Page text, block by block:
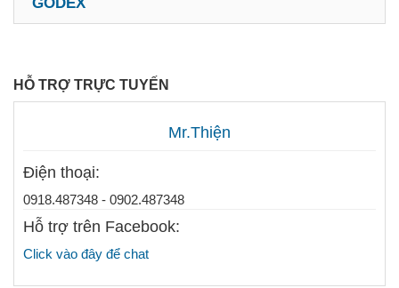
HỖ TRỢ TRỰC TUYẾN
Mr.Thiện
Điện thoại:
0918.487348 - 0902.487348
Hỗ trợ trên Facebook:
Click vào đây để chat